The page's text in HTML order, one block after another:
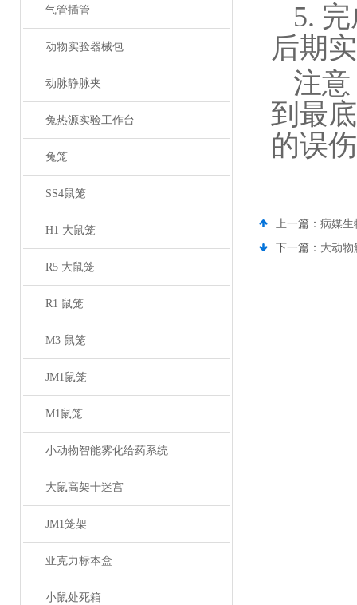
气管插管
动物实验器械包
动脉静脉夹
兔热源实验工作台
兔笼
SS4鼠笼
H1 大鼠笼
R5 大鼠笼
R1 鼠笼
M3 鼠笼
JM1鼠笼
M1鼠笼
小动物智能雾化给药系统
大鼠高架十迷宫
JM1笼架
亚克力标本盒
小鼠处死箱
5.
后期
注
到最
的误
上一篇： 病媒生
下一篇： 大动物